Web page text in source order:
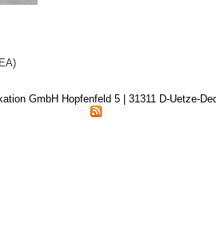
GmbH Hopfenfeld 5 | 31311 D-Uetze-